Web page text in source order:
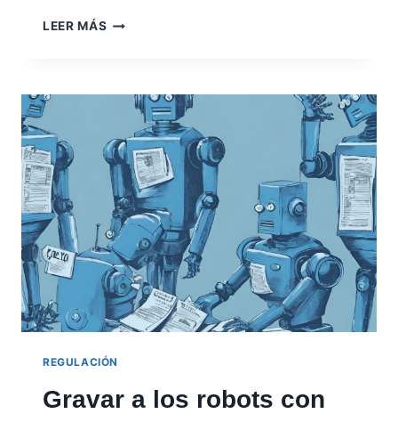
LEER MÁS
REGULACIÓN
Gravar a los robots con